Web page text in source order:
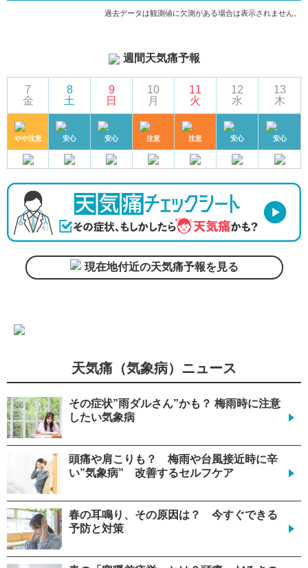
過去データは観測値に欠測がある場合は表示されません。
週間天気痛予報
7
金
やや注意
8
土
安心
9
日
安心
10
月
注意
11
火
注意
12
水
安心
13
木
安心
現在地付近の天気痛予報を見る
天気痛（気象病）ニュース
その症状”雨ダルさん”かも？ 梅雨時に注意
したい気象病
頭痛や肩こりも？ 梅雨や台風接近時に辛
い”気象病” 改善するセルフケア
春の耳鳴り、その原因は？ 今すぐできる
予防と対策